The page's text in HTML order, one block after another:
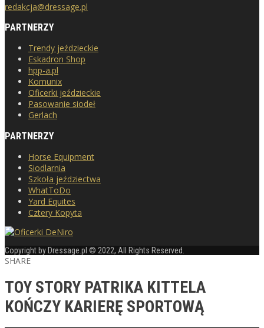
redakcja@dressage.pl
PARTNERZY
Trendy jeździeckie
Eskadron Shop
hpp-a.pl
Komunix
Oficerki jeździeckie
Pasowanie siodeł
Gerlach
PARTNERZY
Horse Equipment
Siodlarnia
Szkoła jeździectwa
WhatToDo
Yard Equites
Cztery Kopyta
Copyright by Dressage.pl © 2022, All Rights Reserved.
SHARE
TOY STORY PATRIKA KITTELA
KOŃCZY KARIERĘ SPORTOWĄ